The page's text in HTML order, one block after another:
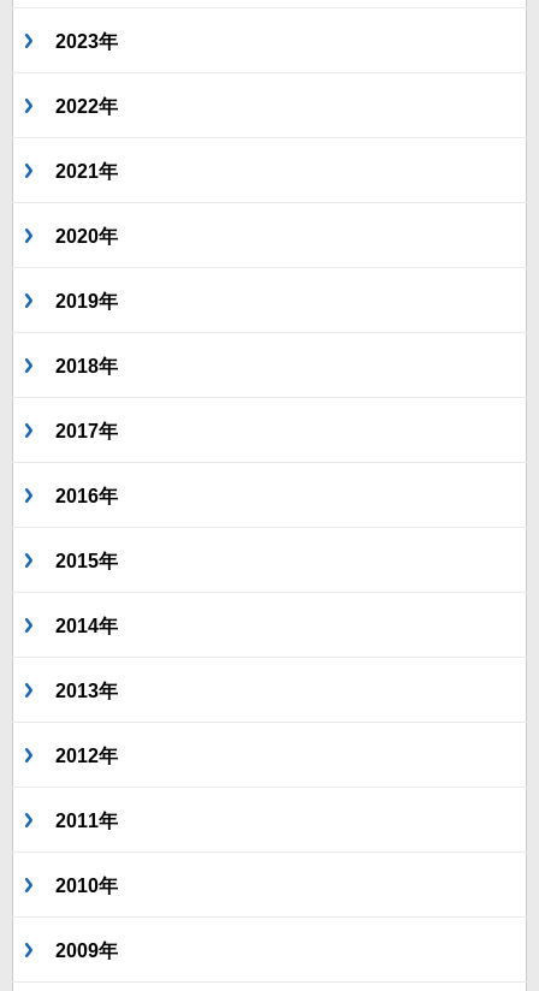
2023年
2022年
2021年
2020年
2019年
2018年
2017年
2016年
2015年
2014年
2013年
2012年
2011年
2010年
2009年